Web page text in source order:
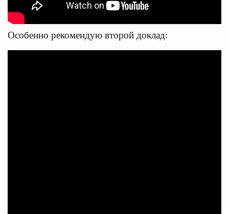
Особенно рекомендую второй доклад: